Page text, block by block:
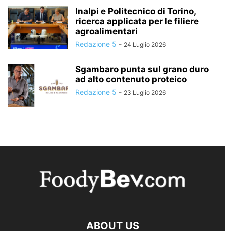
Inalpi e Politecnico di Torino,
ricerca applicata per le filiere
agroalimentari
Redazione 5 - 24 Luglio 2026
Sgambaro punta sul grano duro
ad alto contenuto proteico
Redazione 5 - 23 Luglio 2026
ABOUT US